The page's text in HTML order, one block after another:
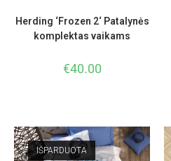
Herding ‘Frozen 2‘ Patalynės
komplektas vaikams
€40.00
IŠPARDUOTA